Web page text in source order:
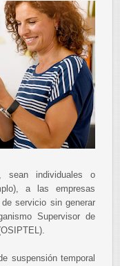
sean individuales o
a las empresas
servicio sin generar
Supervisor de
suspensión temporal